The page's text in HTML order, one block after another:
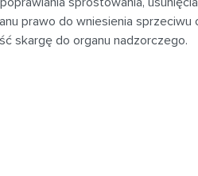
prawo do wniesienia sprzeciwu
skargę do organu nadzorczego.